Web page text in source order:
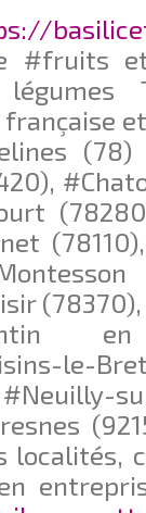
#fruits
le-
localités,